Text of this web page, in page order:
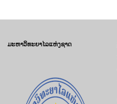
ມະຫາວິທະຍາໄລແຫ່ງຊາດ